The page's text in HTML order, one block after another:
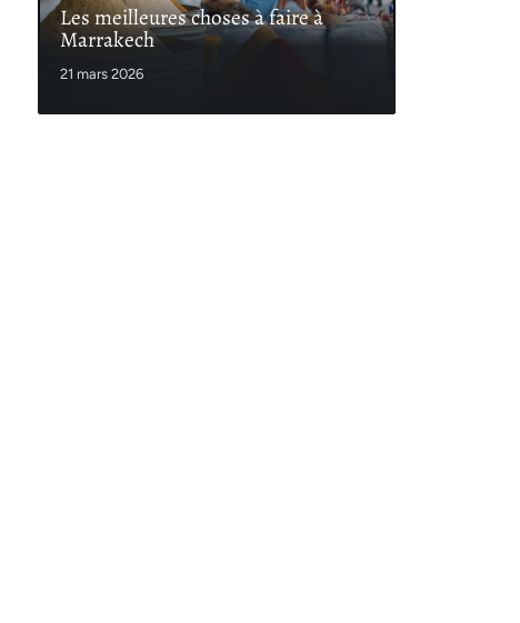
Les meilleures choses à faire à
Marrakech
21 mars 2026